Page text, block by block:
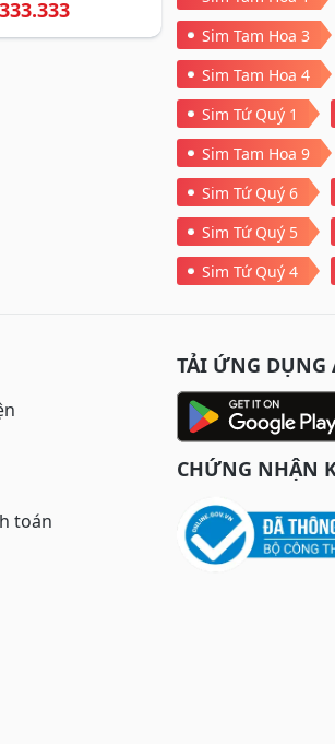
333.333
Sim Tam Hoa 3
Sim Tam Hoa 4
Sim Tứ Quý 1
Sim Tam Hoa 9
Sim Tứ Quý 6
Sim Tứ Quý 5
Sim Tứ Quý 4
toán
TẢI ỨNG DỤNG
CHỨNG NHẬN